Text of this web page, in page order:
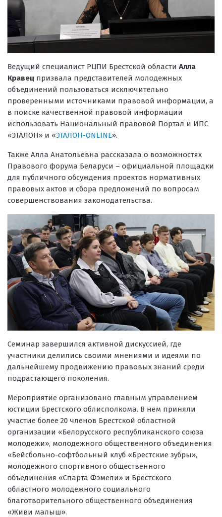
Ведущий специалист РЦПИ Брестской области Алла
Кравец призвала представителей молодежных
объединений пользоваться исключительно
проверенными источниками правовой информации, а
в поиске качественной правовой информации
использовать Национальный правовой Портал и ИПС
«ЭТАЛОН» и «ЭТАЛОН-ONLINE».
Также Алла Анатольевна рассказала о возможностях
Правового форума Беларуси – официальной площадки
для публичного обсуждения проектов нормативных
правовых актов и сбора предложений по вопросам
совершенствования законодательства.
Семинар завершился активной дискуссией, где
участники делились своими мнениями и идеями по
дальнейшему продвижению правовых знаний среди
подрастающего поколения.
Мероприятие организовано главным управлением
юстиции Брестского облисполкома. В нем приняли
участие более 20 членов Брестской областной
организации «Белорусского республиканского союза
молодежи», молодежного общественного объединения
«Бейсбольно-софтбольный клуб «Брестские зубры»,
молодежного спортивного общественного
объединения «Спарта Фэмели» и Брестского
областного молодежного социального
благотворительного общественного объединения
«Живи малыш».